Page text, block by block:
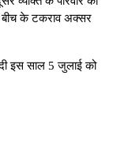
बीच के टकराव अक्सर
इस साल 5 जुलाई को